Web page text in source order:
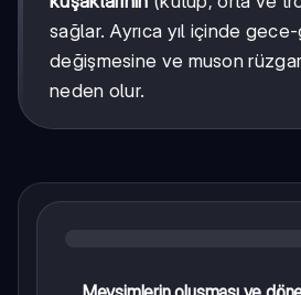
sağlar. Ayrıca yıl içinde
değişmesine ve muson
neden olur.